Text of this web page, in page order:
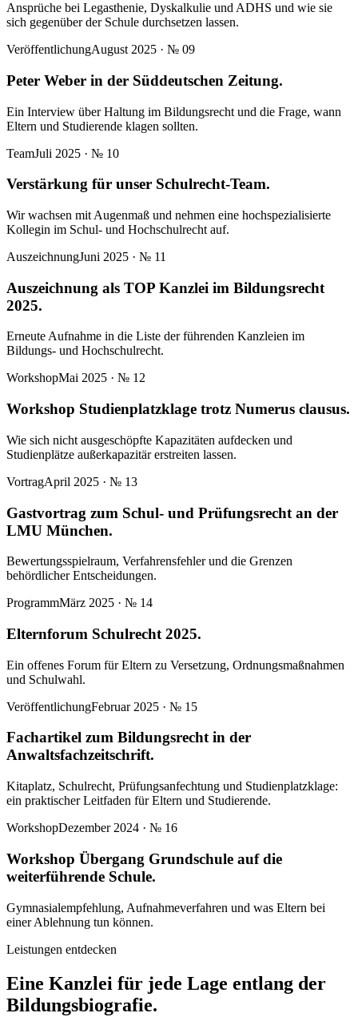
Ansprüche bei Legasthenie, Dyskalkulie und ADHS und wie sie
sich gegenüber der Schule durchsetzen lassen.
VeröffentlichungAugust 2025 · № 09
Peter Weber in der Süddeutschen Zeitung.
Ein Interview über Haltung im Bildungsrecht und die Frage, wann
Eltern und Studierende klagen sollten.
TeamJuli 2025 · № 10
Verstärkung für unser Schulrecht-Team.
Wir wachsen mit Augenmaß und nehmen eine hochspezialisierte
Kollegin im Schul- und Hochschulrecht auf.
AuszeichnungJuni 2025 · № 11
Auszeichnung als TOP Kanzlei im Bildungsrecht
2025.
Erneute Aufnahme in die Liste der führenden Kanzleien im
Bildungs- und Hochschulrecht.
WorkshopMai 2025 · № 12
Workshop Studienplatzklage trotz Numerus clausus.
Wie sich nicht ausgeschöpfte Kapazitäten aufdecken und
Studienplätze außerkapazitär erstreiten lassen.
VortragApril 2025 · № 13
Gastvortrag zum Schul- und Prüfungsrecht an der
LMU München.
Bewertungsspielraum, Verfahrensfehler und die Grenzen
behördlicher Entscheidungen.
ProgrammMärz 2025 · № 14
Elternforum Schulrecht 2025.
Ein offenes Forum für Eltern zu Versetzung, Ordnungsmaßnahmen
und Schulwahl.
VeröffentlichungFebruar 2025 · № 15
Fachartikel zum Bildungsrecht in der
Anwaltsfachzeitschrift.
Kitaplatz, Schulrecht, Prüfungsanfechtung und Studienplatzklage:
ein praktischer Leitfaden für Eltern und Studierende.
WorkshopDezember 2024 · № 16
Workshop Übergang Grundschule auf die
weiterführende Schule.
Gymnasialempfehlung, Aufnahmeverfahren und was Eltern bei
einer Ablehnung tun können.
Leistungen entdecken
Eine Kanzlei für jede Lage entlang der
Bildungsbiografie.